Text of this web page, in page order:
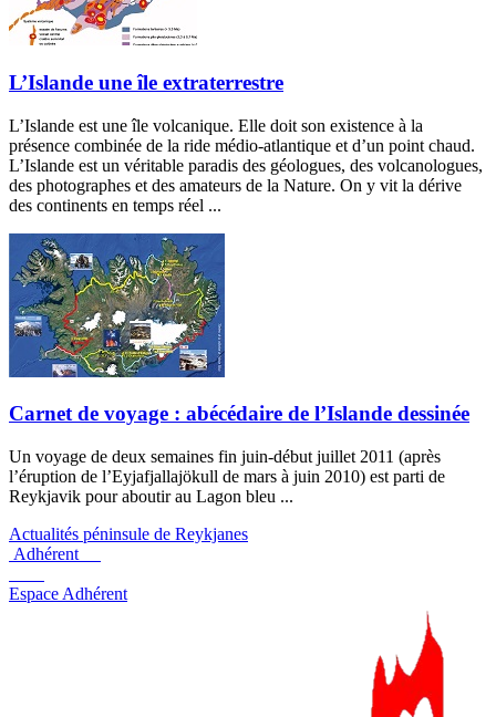
L’Islande une île extraterrestre
L’Islande est une île volcanique. Elle doit son existence à la
présence combinée de la ride médio-atlantique et d’un point chaud.
L’Islande est un véritable paradis des géologues, des volcanologues,
des photographes et des amateurs de la Nature. On y vit la dérive
des continents en temps réel ...
Carnet de voyage : abécédaire de l’Islande dessinée
Un voyage de deux semaines fin juin-début juillet 2011 (après
l’éruption de l’Eyjafjallajökull de mars à juin 2010) est parti de
Reykjavik pour aboutir au Lagon bleu ...
Actualités péninsule de Reykjanes
Adhérent
Espace Adhérent